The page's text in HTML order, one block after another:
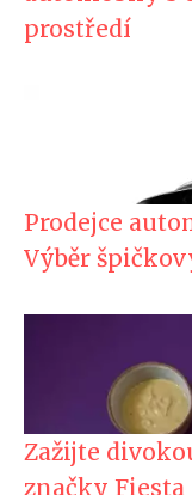
prostředí
Prodejce
Výběr
Zažijte
značky